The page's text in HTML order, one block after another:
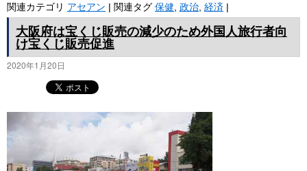
関連カテゴリ アセアン | 関連タグ 保健 政治 経済 |
大阪府は宝くじ販売の減少のため外国人旅行者向
け宝くじ販売促進
2020年1月20日